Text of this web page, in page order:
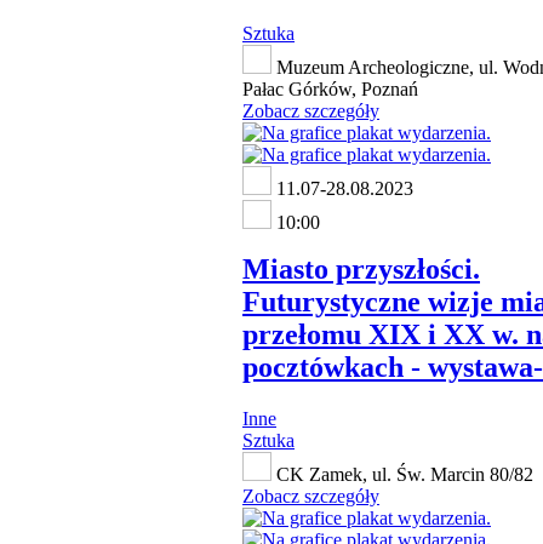
Sztuka
Muzeum Archeologiczne, ul.
Pałac Górków, Poznań
Zobacz szczegóły
11.07-28.08.2023
10:00
Miasto przyszłości.
Futurystyczne wizje
przełomu XIX i XX w.
pocztówkach - wystawa-
Inne
Sztuka
CK Zamek, ul. Św. Marcin 80/82
Zobacz szczegóły